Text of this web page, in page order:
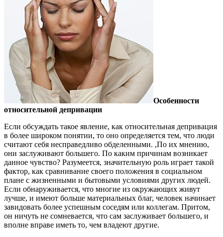
Особенности
относительной депривации
Если обсуждать такое явление, как относительная депривация
в более широком понятии, то оно определяется тем, что люди
считают себя несправедливо обделенными. ,По их мнению,
они заслуживают большего. По каким причинам возникает
данное чувство? Разумеется, значительную роль играет такой
фактор, как сравнивание своего положения в социальном
плане с жизненными и бытовыми условиями других людей.
Если обнаруживается, что многие из окружающих живут
лучше, и имеют больше материальных благ, человек начинает
завидовать более успешным соседям или коллегам. Притом,
он ничуть не сомневается, что сам заслуживает большего, и
вполне вправе иметь то, чем владеют другие.